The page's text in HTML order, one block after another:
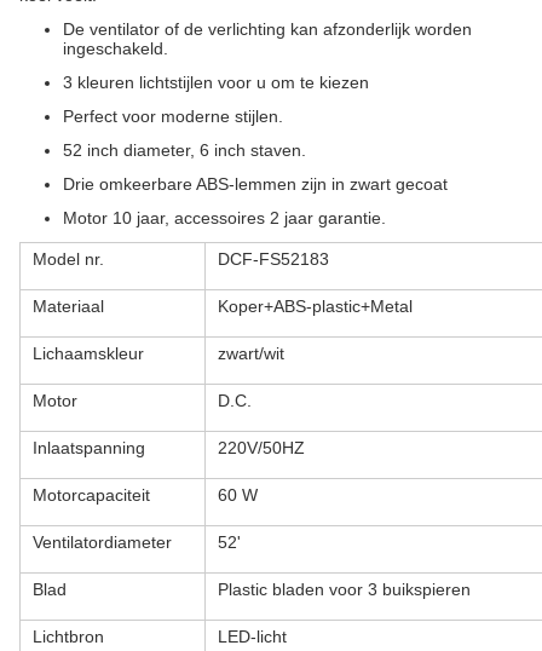
De ventilator of de verlichting kan afzonderlijk worden
ingeschakeld.
3 kleuren lichtstijlen voor u om te kiezen
Perfect voor moderne stijlen.
52 inch diameter, 6 inch staven.
Drie omkeerbare ABS-lemmen zijn in zwart gecoat
Motor 10 jaar, accessoires 2 jaar garantie.
Model nr. DCF-FS52183
Materiaal Koper+ABS-plastic+Metal
Lichaamskleur zwart/wit
Motor D.C.
Inlaatspanning 220V/50HZ
Motorcapaciteit 60 W
Ventilatordiameter 52'
Blad Plastic bladen voor 3 buikspieren
Lichtbron LED-licht